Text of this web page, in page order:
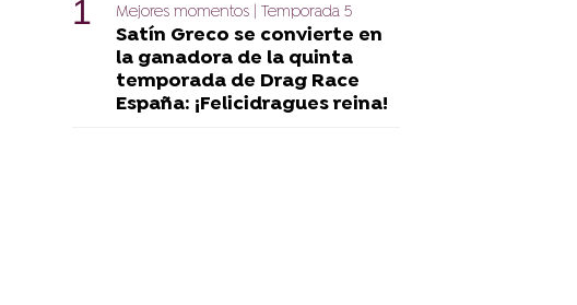
Mejores momentos | Temporada 5
Satín Greco se convierte en
la ganadora de la quinta
temporada de Drag Race
España: ¡Felicidragues reina!